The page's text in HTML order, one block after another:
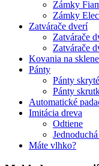
Zámky
Zámky
Zatvárače dverí
Zatvárače
Zatvárače
Kovania na
Pánty
Pánty skryté
Pánty
Automatické
Imitácia dreva
Odtiene
Máte vlhko?